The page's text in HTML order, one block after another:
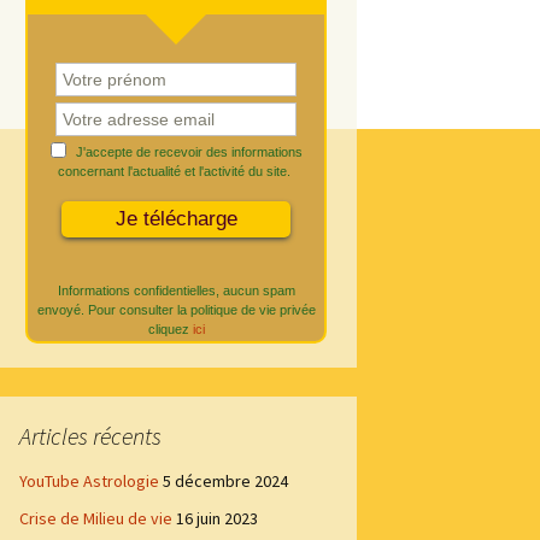
J'accepte de recevoir des informations
concernant l'actualité et l'activité du site.
Informations confidentielles, aucun spam
envoyé. Pour consulter la politique de vie privée
cliquez ici
Articles récents
YouTube Astrologie 5 décembre 2024
Crise de Milieu de vie 16 juin 2023